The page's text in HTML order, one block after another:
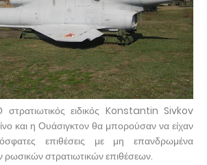
στρατιωτικός ειδικός Konstantin Sivkov
και η Ουάσιγκτον θα μπορούσαν να είχαν
επιθέσεις με μη επανδρωμένα
στρατιωτικών επιθέσεων.